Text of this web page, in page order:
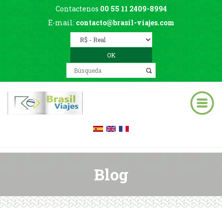
Contactenos 00 55 11 2409-8994
E-mail: contacto@brasil-viajes.com
Blog